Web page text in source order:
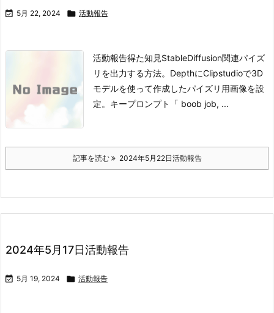
 5月 22, 2024  活動報告
活動報告得た知見StableDiffusion関連パイズ
リを出力する方法。 DepthにClipstudioで3D
モデルを使って作成したパイズリ用画像を設
定。 キープロンプト 「 boob job, ...
記事を読む 2024年5月22日活動報告
2024年5月17日活動報告
 5月 19, 2024  活動報告